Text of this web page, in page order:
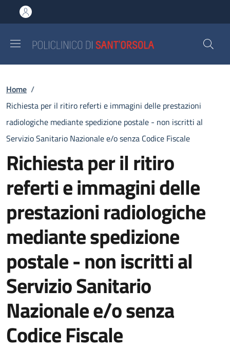
al contenuto principale
to footer content
Briciole di pane
Home /
Richiesta per il ritiro referti e immagini delle prestazioni
radiologiche mediante spedizione postale - non iscritti al
Servizio Sanitario Nazionale e/o senza Codice Fiscale
Richiesta per il ritiro
referti e immagini delle
prestazioni radiologiche
mediante spedizione
postale - non iscritti al
Servizio Sanitario
Nazionale e/o senza
Codice Fiscale